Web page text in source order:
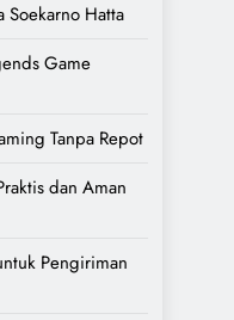
Soekarno Hatta
Game
Tanpa Repot
dan Aman
Pengiriman